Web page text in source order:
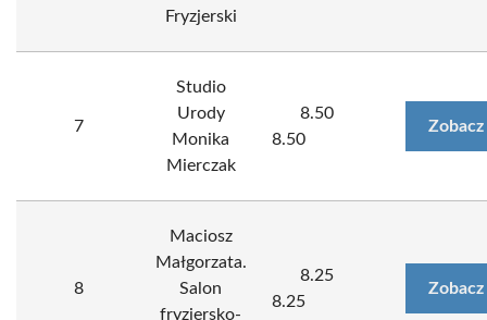
Fryzjerski
7
Studio
Urody
Monika
Mierczak
8.50
8.50
8
Maciosz
Małgorzata.
Salon
fryzjersko-
8.25
8.25